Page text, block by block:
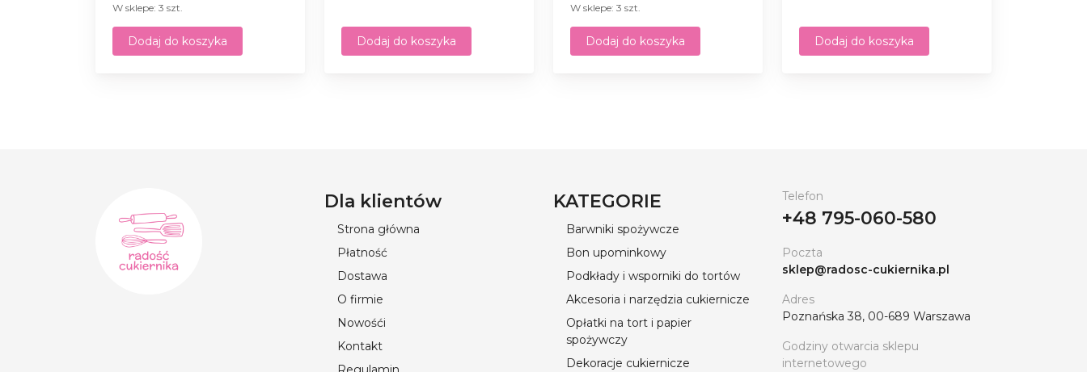
W sklepe: 3 szt.
Dodaj do koszyka Dodaj do koszyka
W sklepe: 3 szt.
Dodaj do koszyka Dodaj do koszyka
Dla klientów
Strona główna
Płatność
Dostawa
O firmie
Nowośći
Kontakt
KATEGORIE
Barwniki spożywcze
Bon upominkowy
Podkłady i wsporniki do tortów
Akcesoria i narzędzia cukiernicze
Opłatki na tort i papier
spożywczy
Dekoracje cukiernicze
Telefon
+48 795-060-580
Poczta
sklep@radosc-cukiernika.pl
Adres
Poznańska 38, 00-689 Warszawa
Godziny otwarcia sklepu
internetowego